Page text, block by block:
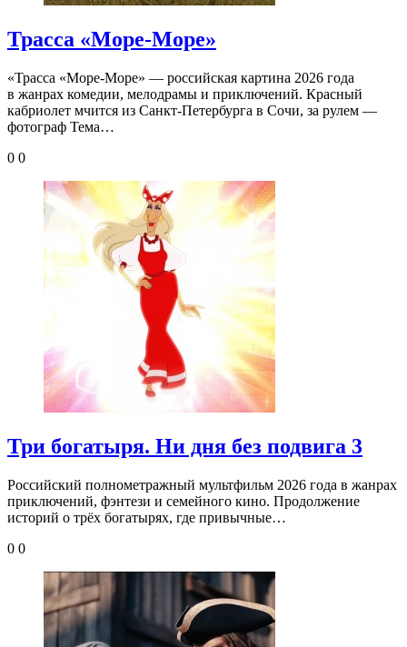
Трасса «Море-Море»
«Трасса «Море-Море» — российская картина 2026 года
в жанрах комедии, мелодрамы и приключений. Красный
кабриолет мчится из Санкт-Петербурга в Сочи, за рулем —
фотограф Тема…
0 0
Три богатыря. Ни дня без подвига 3
Российский полнометражный мультфильм 2026 года в жанрах
приключений, фэнтези и семейного кино. Продолжение
историй о трёх богатырях, где привычные…
0 0